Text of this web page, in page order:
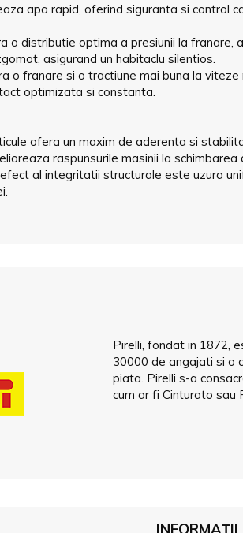
apa rapid, oferind siguranta si control
o distributie optima a presiunii la franare,
asigurand un habitaclu silentios.
o franare si o tractiune mai buna la
optimizata si constanta.
ofera un maxim de aderenta si
raspunsurile masinii la schimbarea
al integritatii structurale este uzura
Pirelli, fondat in 1872,
30000 de angajati si o
piata. Pirelli s-a
cum ar fi Cinturato sau
INFORMAȚII